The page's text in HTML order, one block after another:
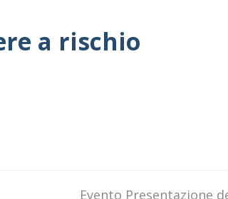
a rischio
next
Evento Presentazione